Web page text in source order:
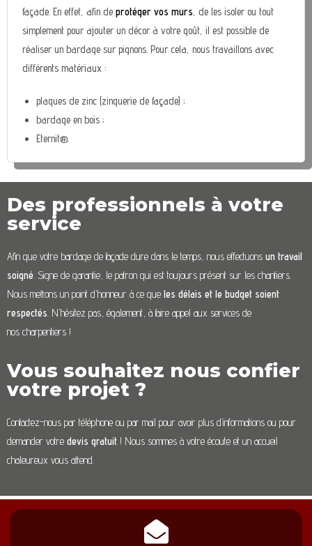
façade. En effet, afin deprotéger vos murs , de les isoler ou tout
simplement pour ajouter un décor à votre goût, il est possible de
réaliser un bardage sur pignons. Pour cela, nous travaillons avec
différents matériaux :
plaques de zinc (zinguerie de façade) ;
bardage en bois ;
Eternit®.
Des professionnels à votre
service
Afin que votre bardage de façade dure dans le temps, nous effectuons un travail
soigné . Signe de garantie, le patron qui est toujours présent sur les chantiers.
Nous mettons un point d’honneur à ce que les délais et le budget soient
respectés . N’hésitez pas, également, à faire appel aux services de
nos charpentiers !
Vous souhaitez nous confier
votre projet ?
Contactez-nous par téléphone ou par mail pour avoir plus d’informations ou pour
demander votre devis gratuit ! Nous sommes à votre écoute et un accueil
chaleureux vous attend.